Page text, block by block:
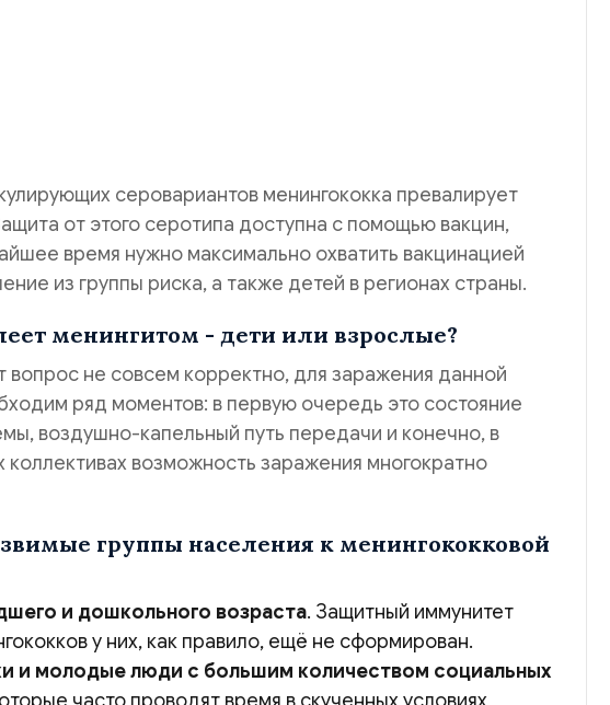
серовариантов менингококка превалирует
от этого серотипа доступна с помощью вакцин,
время нужно максимально охватить вакцинацией
из группы риска, а также детей в регионах страны.
менингитом - дети или взрослые?
вопрос не совсем корректно, для заражения данной
ряд моментов: в первую очередь это состояние
воздушно-капельный путь передачи и конечно, в
коллективах возможность заражения многократно
группы населения к менингококковой
и дошкольного возраста. Защитный иммунитет
у них, как правило, ещё не сформирован.
и молодые люди с большим количеством социальных